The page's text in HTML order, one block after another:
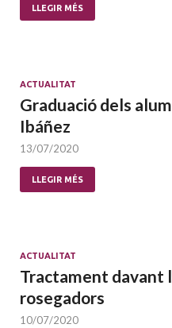
LLEGIR MÉS
ACTUALITAT
Graduació dels
Ibáñez
13/07/2020
LLEGIR MÉS
ACTUALITAT
Tractament davant
rosegadors
10/07/2020